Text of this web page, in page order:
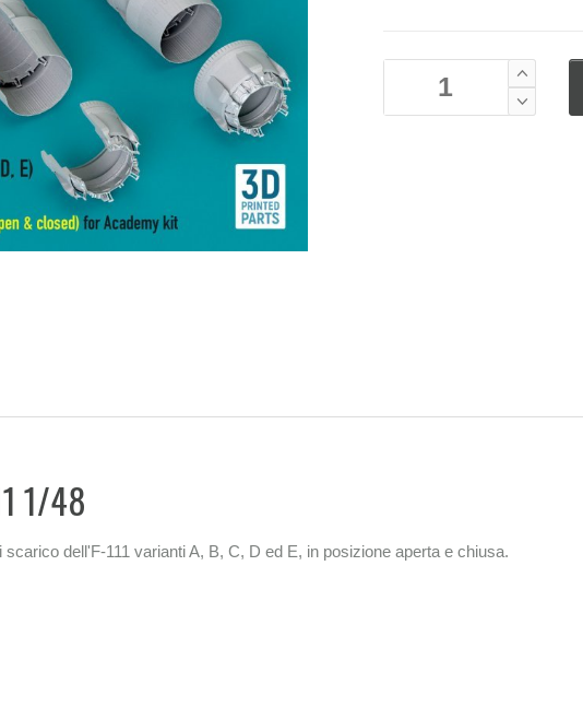
1/48
dell'F-111 varianti A, B, C, D ed E, in posizione aperta e chiusa.